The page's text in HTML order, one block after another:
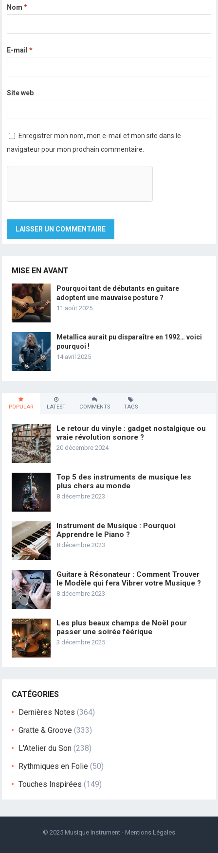
Nom*
E-mail*
Site web
Enregistrer mon nom, mon e-mail et mon site dans le
navigateur pour mon prochain commentaire.
MISE EN AVANT
Pourquoi tant de débutants en guitare
adoptent une mauvaise posture ?
11 août 2025
Metallica aurait pu disparaître en 1992… voici
pourquoi !
14 avril 2025
POPULAR LATEST COMMENTS TAGS
Le retour du vinyle : gadget nostalgique ou
vraie révolution sonore ?
20 décembre 2024
Top 5 des instruments de musique les
plus chers au monde
8 décembre 2023
Instrument de Musique : Pourquoi
Apprendre le Piano ?
8 décembre 2023
Guitare à Résonateur : Comment Trouver
le Modèle qui fera Vibrer votre Musique ?
8 décembre 2023
Les plus beaux champs de Noël pour
passer une soirée féérique
3 décembre 2025
CATÉGORIES
Dernières Notes (364)
Gratte & Groove (333)
L'Atelier du Son (238)
Rythmiques en Folie (50)
Touches Inspirées (149)
© 2025 Musique Instrument - Mentions Légales